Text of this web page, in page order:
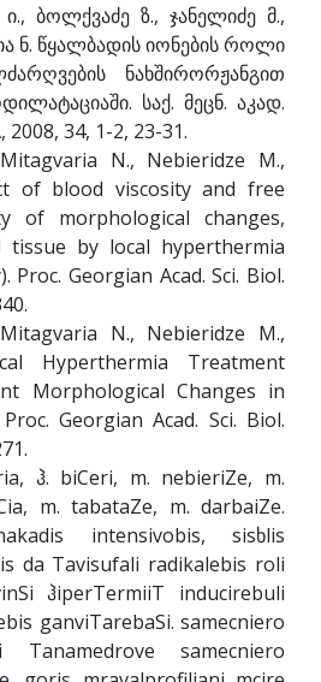
ბოლქვაძე ზ., ჯანელიძე მ.,
ნ. წყალბადის იონების როლი
ნახშირორჟანგით
საქ. მეცნ. აკად.
34, 1-2, 23-31.
N., Nebieridze M.,
of blood viscosity and free
of morphological changes,
tissue by local hyperthermia
Proc. Georgian Acad. Sci. Biol.
N., Nebieridze M.,
Hyperthermia Treatment
Morphological Changes in
Georgian Acad. Sci. Biol.
ჰ. biCeri, m. nebieriZe, m.
m. tabataZe, m. darbaiZe.
intensivobis, sisხlis
da Tavisufali radikalebis roli
ჰiperTermiiT inducirebuli
ganviTarebaSi. samecniero
Tanamedrove samecniero